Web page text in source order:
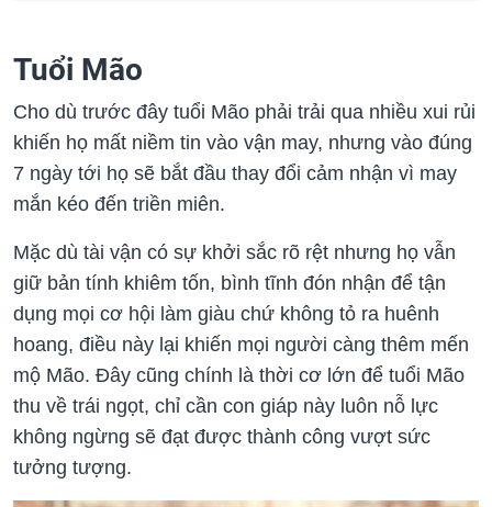
Tuổi Mão
Cho dù trước đây tuổi Mão phải trải qua nhiều xui rủi
khiến họ mất niềm tin vào vận may, nhưng vào đúng
7 ngày tới họ sẽ bắt đầu thay đổi cảm nhận vì may
mắn kéo đến triền miên.
Mặc dù tài vận có sự khởi sắc rõ rệt nhưng họ vẫn
giữ bản tính khiêm tốn, bình tĩnh đón nhận để tận
dụng mọi cơ hội làm giàu chứ không tỏ ra huênh
hoang, điều này lại khiến mọi người càng thêm mến
mộ Mão. Đây cũng chính là thời cơ lớn để tuổi Mão
thu về trái ngọt, chỉ cần con giáp này luôn nỗ lực
không ngừng sẽ đạt được thành công vượt sức
tưởng tượng.